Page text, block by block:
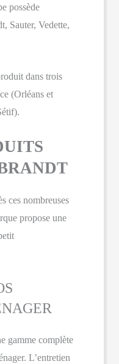
possède
Sauter, Vedette,
dans trois
(Orléans et
ces nombreuses
propose une
gamme complète
L’entretien